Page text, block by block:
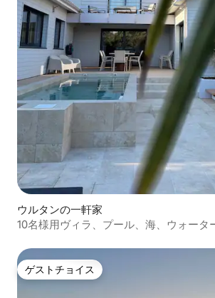
ウルタンの一軒家
10名様用ヴィラ、プール、海、ウォータ
ゲストチョイス
ゲストチョイス